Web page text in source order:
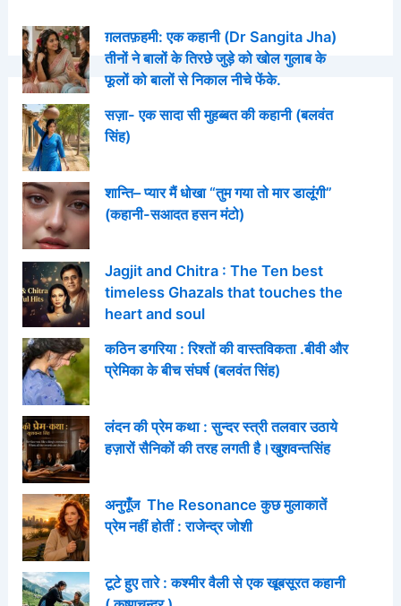
ग़लतफ़हमी: एक कहानी (Dr Sangita Jha)
तीनों ने बालों के तिरछे जुड़े को खोल गुलाब के
फूलों को बालों से निकाल नीचे फेंके.
सज़ा- एक सादा सी मुहब्बत की कहानी (बलवंत
सिंह)
शान्ति– प्यार मैं धोखा “तुम गया तो मार डालूंगी”
(कहानी-सआदत हसन मंटो)
Jagjit and Chitra : The Ten best
timeless Ghazals that touches the
heart and soul
कठिन डगरिया : रिश्तों की वास्तविकता .बीवी और
प्रेमिका के बीच संघर्ष (बलवंत सिंह)
लंदन की प्रेम कथा : सुन्दर स्त्री तलवार उठाये
हज़ारों सैनिकों की तरह लगती है।खुशवन्तसिंह
अनुगूँज The Resonance कुछ मुलाकातें
प्रेम नहीं होतीं : राजेन्द्र जोशी
टूटे हुए तारे : कश्मीर वैली से एक खूबसूरत कहानी